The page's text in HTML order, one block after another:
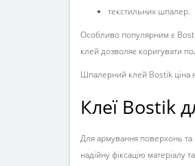
текстильних шпалер.
Особливо популярним є
клей дозволяє коригувати
Шпалерний клей Bostik ціна
Клеї Bostik
Для армування поверхонь та
надійну фіксацію матеріалу